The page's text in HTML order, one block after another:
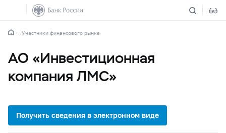
Участники финансового рынка
АО «Инвестиционная
компания ЛМС»